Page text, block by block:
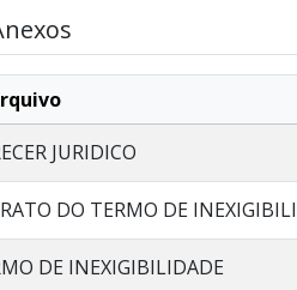
JURIDICO
DO TERMO DE
DE INEXIGIBILIDADE